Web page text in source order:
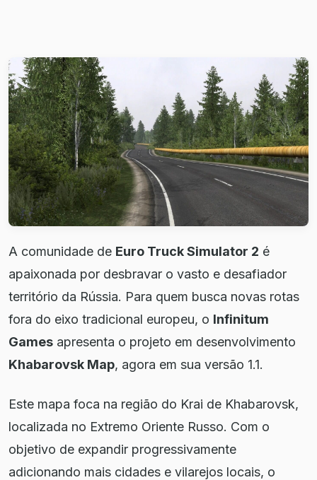
A comunidade de Euro Truck Simulator 2 é
apaixonada por desbravar o vasto e desafiador
território da Rússia. Para quem busca novas rotas
fora do eixo tradicional europeu, o Infinitum
Games apresenta o projeto em desenvolvimento
Khabarovsk Map, agora em sua versão 1.1.
Este mapa foca na região do Krai de Khabarovsk,
localizada no Extremo Oriente Russo. Com o
objetivo de expandir progressivamente
adicionando mais cidades e vilarejos locais, o